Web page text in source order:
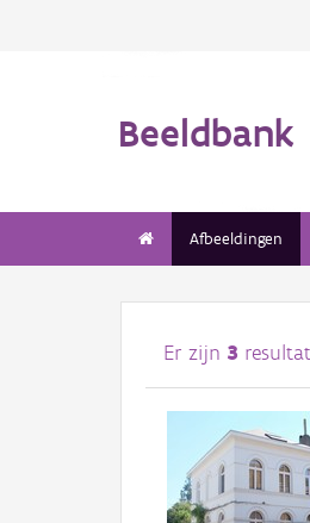
Beeldbank
Afbeeldingen
Er zijn 3